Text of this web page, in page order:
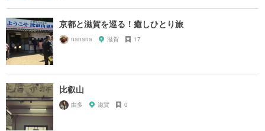
京都と滋賀を巡る！癒しひとり旅
nanana 滋賀 17
比叡山
由多 滋賀 0